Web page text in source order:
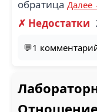
обратица Далее
✗ Недостатки
💬1